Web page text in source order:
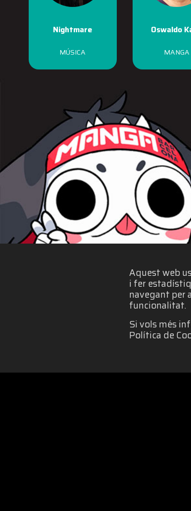
Nightmare
MÚSICA
Oswaldo
MANGA
Aquest web
i fer
navegant per
funcionalitat.
Si vols més
Política de